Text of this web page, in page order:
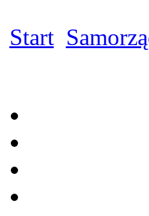
Start